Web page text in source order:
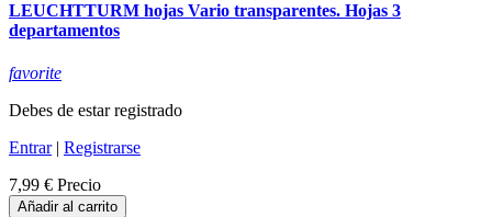
LEUCHTTURM hojas Vario transparentes. Hojas 3
departamentos
favorite
Debes de estar registrado
Entrar| Registrarse
7,99 € Precio
Añadir al carrito